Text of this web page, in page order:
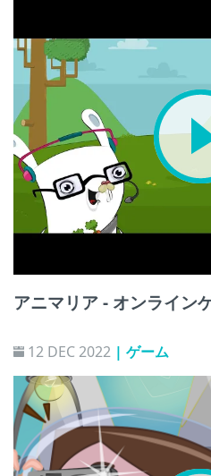
アニマリア - オンライン
12 DEC 2022 | ゲーム